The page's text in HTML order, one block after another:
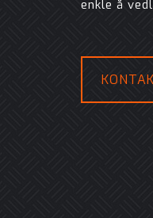
enkle å